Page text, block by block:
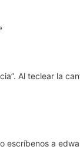
”. Al teclear la
a